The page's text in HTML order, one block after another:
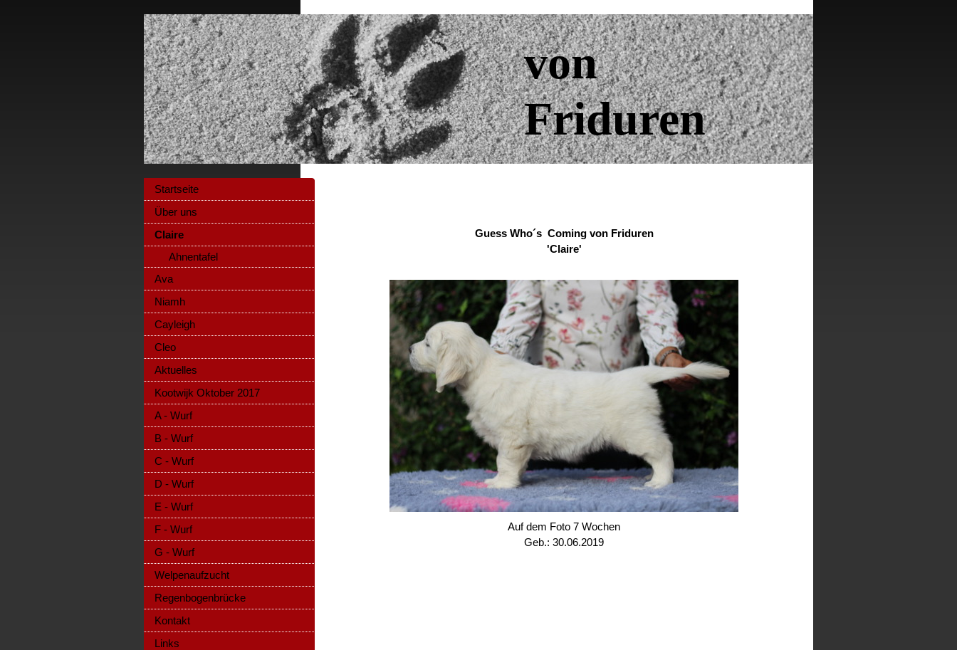
von
Friduren
Guess Who´s Coming von Friduren
'Claire'
Auf dem Foto 7 Wochen
Geb.: 30.06.2019
Startseite
Über uns
Claire
Ahnentafel
Ava
Niamh
Cayleigh
Cleo
Aktuelles
Kootwijk Oktober 2017
A - Wurf
B - Wurf
C - Wurf
D - Wurf
E - Wurf
F - Wurf
G - Wurf
Welpenaufzucht
Regenbogenbrücke
Kontakt
Links